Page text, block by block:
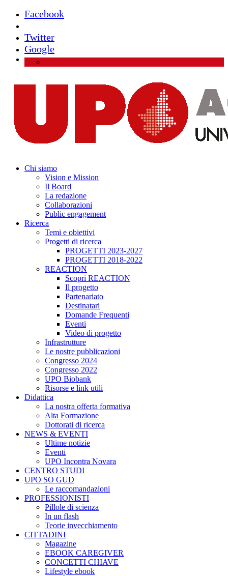
Facebook
Twitter
Google
Chi siamo
Vision e Mission
Il Board
La redazione
Collaborazioni
Public engagement
Ricerca
Temi e obiettivi
Progetti di ricerca
PROGETTI 2023-2027
PROGETTI 2018-2022
REACTION
Scopri REACTION
Il progetto
Partenariato
Destinatari
Domande Frequenti
Eventi
Video di progetto
Infrastrutture
Le nostre pubblicazioni
Congresso 2024
Congresso 2022
UPO Biobank
Risorse e link utili
Didattica
La nostra offerta formativa
Alta Formazione
Dottorati di ricerca
NEWS & EVENTI
Ultime notizie
Eventi
UPO Incontra Novara
CENTRO STUDI
UPO SO GUD
Le raccomandazioni
PROFESSIONISTI
Pillole di scienza
In un flash
Teorie invecchiamento
CITTADINI
Magazine
EBOOK CAREGIVER
CONCETTI CHIAVE
Lifestyle ebook